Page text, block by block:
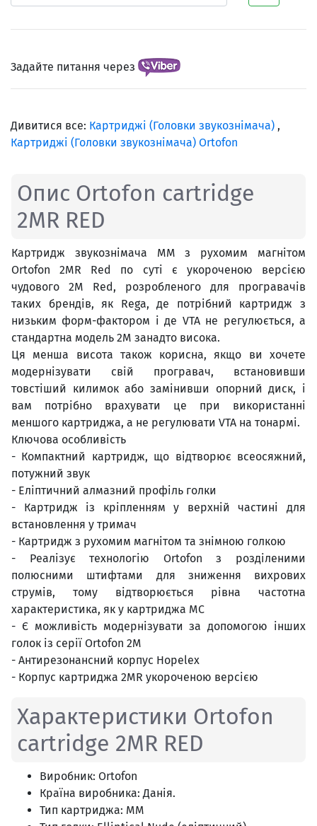
Задайте питання через
Дивитися все: Картриджі (Головки звукознімача) ,
Картриджі (Головки звукознімача) Ortofon
Опис Ortofon cartridge
2MR RED
Картридж звукознімача MM з рухомим магнітом
Ortofon 2MR Red по суті є укороченою версією
чудового 2M Red, розробленого для програвачів
таких брендів, як Rega, де потрібний картридж з
низьким форм-фактором і де VTA не регулюється, а
стандартна модель 2M занадто висока.
Ця менша висота також корисна, якщо ви хочете
модернізувати свій програвач, встановивши
товстіший килимок або замінивши опорний диск, і
вам потрібно врахувати це при використанні
меншого картриджа, а не регулювати VTA на тонармі.
Ключова особливість
- Компактний картридж, що відтворює всеосяжний,
потужний звук
- Еліптичний алмазний профіль голки
- Картридж із кріпленням у верхній частині для
встановлення у тримач
- Картридж з рухомим магнітом та знімною голкою
- Реалізує технологію Ortofon з розділеними
полюсними штифтами для зниження вихрових
струмів, тому відтворюється рівна частотна
характеристика, як у картриджа MC
- Є можливість модернізувати за допомогою інших
голок із серії Ortofon 2M
- Антирезонансний корпус Hopelex
- Корпус картриджа 2MR укороченою версією
Характеристики Ortofon
cartridge 2MR RED
Виробник: Ortofon
Країна виробника: Данія.
Тип картриджа: MM